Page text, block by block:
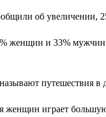
об увеличении,
женщин и 33%
путешествия в
женщин играет